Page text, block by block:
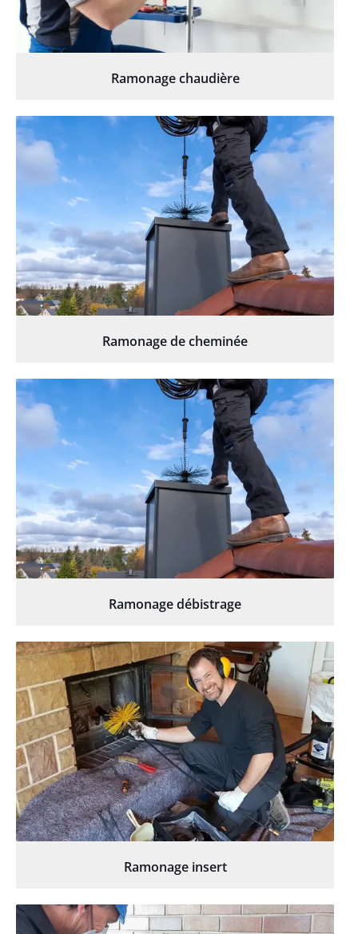
Ramonage chaudière
Ramonage de cheminée
Ramonage débistrage
Ramonage insert